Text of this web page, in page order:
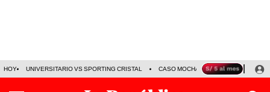
HOY UNIVERSITARIO VS SPORTING CRISTAL CASO MOCHASUELDOS